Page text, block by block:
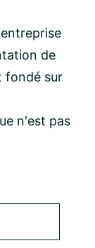
de
fondé sur
n'est pas